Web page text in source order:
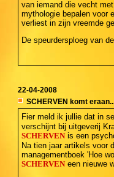
van iemand die vecht
mythologie bepalen voor
verliest in zijn vreemde
De speurdersploeg van
22-04-2008
SCHERVEN komt
Fier meld ik jullie dat in
verschijnt bij uitgeverij
SCHERVENis een
Na tien jaar artikels voor
managementboek 'Hoe
SCHERVENeen nieuwe